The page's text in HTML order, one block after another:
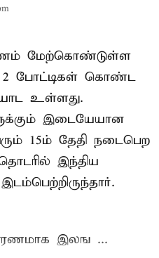
மேற்கொண்டுள்ள
போட்டிகள் கொண்ட
உள்ளது.
இடையேயான
15ம் தேதி நடைபெற
இந்திய
இலங ...